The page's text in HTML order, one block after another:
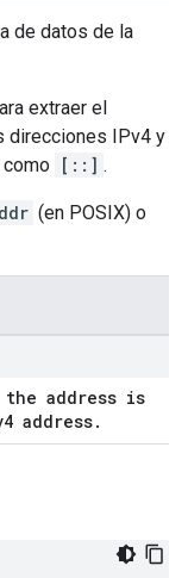
de datos de la
extraer el
direcciones IPv4 y
[::] .
(en POSIX) o
address is
address.